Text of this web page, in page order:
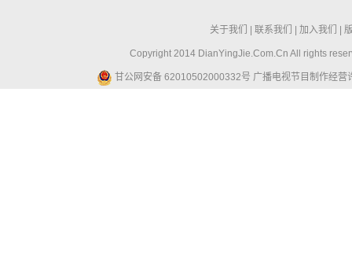
关于我们 联系我们 加入我们
Copyright 2014 DianYingJie.Com.Cn All rights
甘公网安备 62010502000332号 广播电视节目制作经